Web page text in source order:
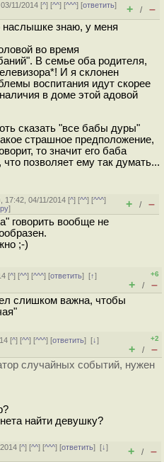
11/2014 [^] [^^] [^^^] [ответить]
+ / –
наслышке знаю, у меня
во время
В семье оба родителя,
И я склонен
воспитания идут скорее
в доме этой адовой
сказать "все бабы дуры"
страшное предположение,
то значит его баба
что позволяет ему так думать...
17:42, 04/11/2014 [^] [^^] [^^^]
] + / –
говорить вообще не
;-)
[^] [^^] [^^^] [ответить][↑]
+6
+ / –
слишком важна, чтобы
[^] [^^] [^^^] [ответить][↓]
+2
+ / –
случайных событий, нужен
найти девушку?
[^] [^^] [^^^] [ответить][↓]
+ / –